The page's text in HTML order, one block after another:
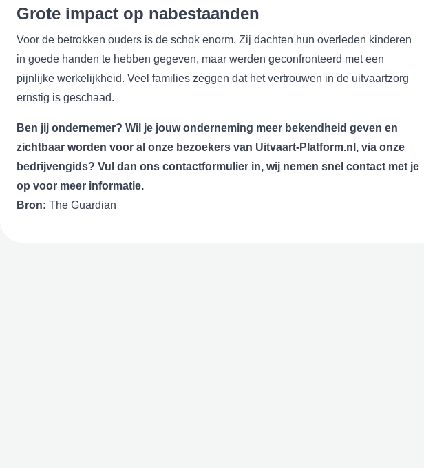
Grote impact op nabestaanden
Voor de betrokken ouders is de schok enorm. Zij dachten hun overleden kinderen
in goede handen te hebben gegeven, maar werden geconfronteerd met een
pijnlijke werkelijkheid. Veel families zeggen dat het vertrouwen in de uitvaartzorg
ernstig is geschaad.
Ben jij ondernemer? Wil je jouw onderneming meer bekendheid geven en
zichtbaar worden voor al onze bezoekers van Uitvaart-Platform.nl, via onze
bedrijvengids? Vul dan ons contactformulier in, wij nemen snel contact met je
op voor meer informatie.
Bron: The Guardian